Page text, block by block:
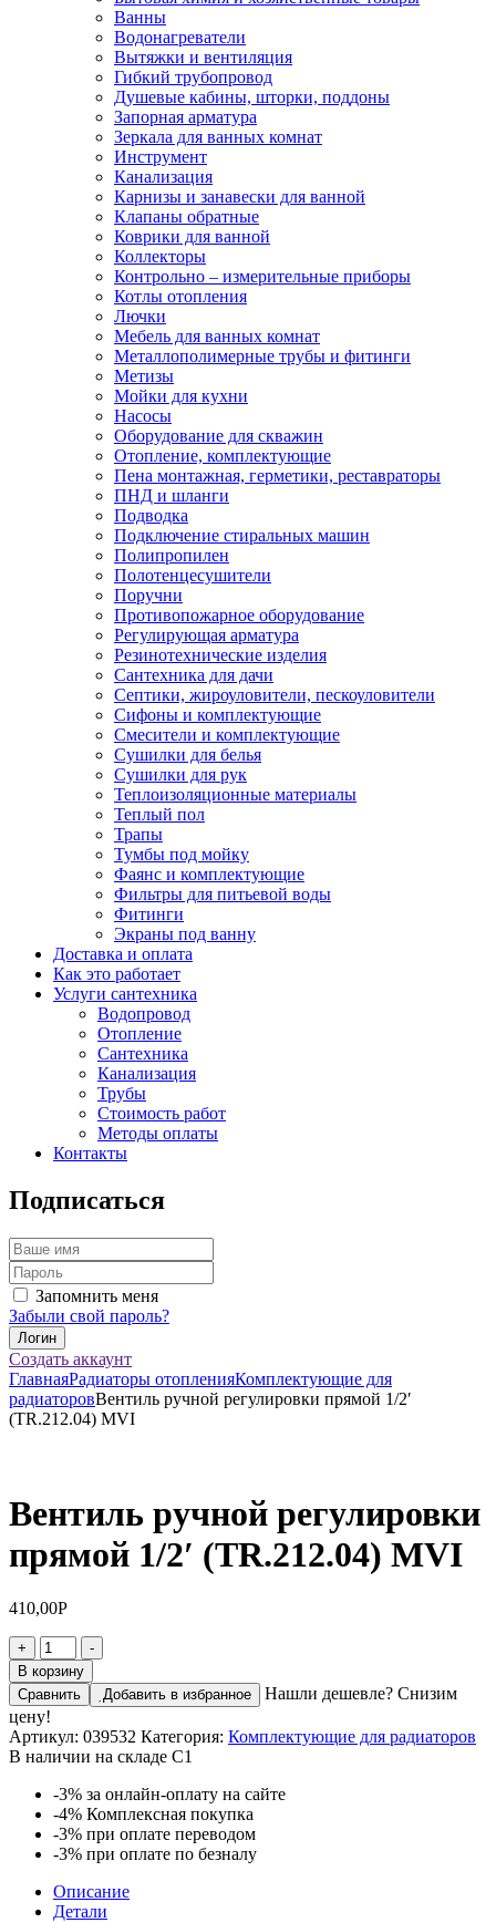
Ванны
Водонагреватели
Вытяжки и вентиляция
Гибкий трубопровод
Душевые кабины, шторки, поддоны
Запорная арматура
Зеркала для ванных комнат
Инструмент
Канализация
Карнизы и занавески для ванной
Клапаны обратные
Коврики для ванной
Коллекторы
Контрольно – измерительные приборы
Котлы отопления
Лючки
Мебель для ванных комнат
Металлополимерные трубы и фитинги
Метизы
Мойки для кухни
Насосы
Оборудование для скважин
Отопление, комплектующие
Пена монтажная, герметики, реставраторы
ПНД и шланги
Подводка
Подключение стиральных машин
Полипропилен
Полотенцесушители
Поручни
Противопожарное оборудование
Регулирующая арматура
Резинотехнические изделия
Сантехника для дачи
Септики, жироуловители, пескоуловители
Сифоны и комплектующие
Смесители и комплектующие
Сушилки для белья
Сушилки для рук
Теплоизоляционные материалы
Теплый пол
Трапы
Тумбы под мойку
Фаянс и комплектующие
Фильтры для питьевой воды
Фитинги
Экраны под ванну
Доставка и оплата
Как это работает
Услуги сантехника
Водопровод
Отопление
Сантехника
Канализация
Трубы
Стоимость работ
Методы оплаты
Контакты
Подписаться
Запомнить меня
Забыли свой пароль?
Создать аккаунт
ГлавнаяРадиаторы отопленияКомплектующие для
радиаторовВентиль ручной регулировки прямой 1/2′
(TR.212.04) MVI
Вентиль ручной регулировки
прямой 1/2′ (TR.212.04) MVI
410,00Р
+
Количество
товара
Вентиль
ручной
регулировки
прямой
1/2'
(TR.212.04)
MVI
-
В корзину
Сравнить
Добавить в избранное
Нашли дешевле? Снизим
цену!
Артикул: 039532 Категория: Комплектующие для радиаторов
В наличии на складе С1
-3% за онлайн-оплату на сайте
-4% Комплексная покупка
-3% при оплате переводом
-3% при оплате по безналу
Описание
Детали